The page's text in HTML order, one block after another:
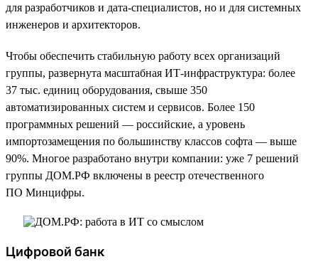
для разработчиков и дата-специалистов, но и для системных
инженеров и архитекторов.
Чтобы обеспечить стабильную работу всех организаций
группы, развернута масштабная ИТ-инфраструктура: более
37 тыс. единиц оборудования, свыше 350
автоматизированных систем и сервисов. Более 150
программных решений — российские, а уровень
импортозамещения по большинству классов софта — выше
90%. Многое разработано внутри компании: уже 7 решений
группы ДОМ.РФ включены в реестр отечественного
ПО Минцифры.
Цифровой банк